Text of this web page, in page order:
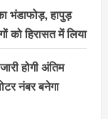
भंडाफोड़, हापुड़
को हिरासत में लिया
होगी अंतिम
नंबर बनेगा